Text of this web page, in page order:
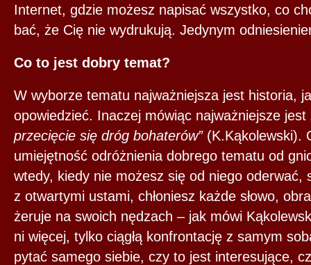
Internet, gdzie możesz napisać wszystko, co
bać, że Cię nie wydrukują. Jedynym
Co to jest dobry temat?
W wyborze tematu najważniejsza jest historia,
opowiedzieć. Inaczej mówiąc najważniejsze jest
przecięcie się dróg bohaterów”(K.Kąkolewski).
umiejętność odróżnienia dobrego tematu od
wtedy, kiedy nie możesz się od niego oderwać,
z otwartymi ustami, chłoniesz każde słowo,
żeruje na swoich nędzach – jak mówi
ni więcej, tylko ciągłą konfrontację z samym
pytać samego siebie, czy to jest interesujące,